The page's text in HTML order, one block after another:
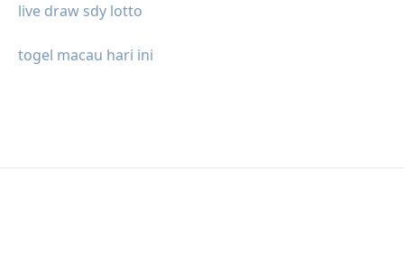
live draw sdy lotto
togel macau hari ini